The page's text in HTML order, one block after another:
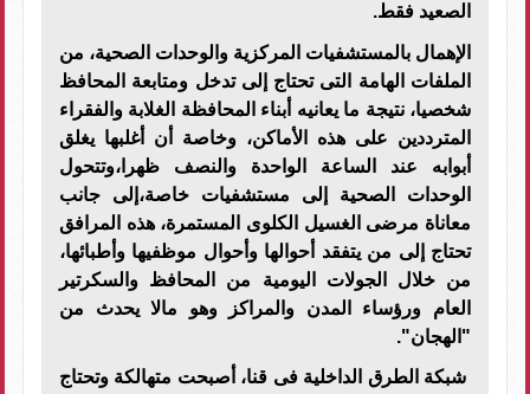
الصعيد فقط.
الإهمال بالمستشفيات المركزية والوحدات الصحية، من
الملفات الهامة التى تحتاج إلى تدخل ومتابعة المحافظ
شخصيا، نتيجة ما يعانيه أبناء المحافظة الغلابة والفقراء
المترددين على هذه الأماكن، وخاصة أن أغلبها يغلق
أبوابه عند الساعة الواحدة والنصف ظهرا،وتتحول
الوحدات الصحية إلى مستشفيات خاصة،إلى جانب
معاناة مرضى الغسيل الكلوى المستمرة، هذه المرافق
تحتاج إلى من يتفقد أحوالها وأحوال موظفيها وأطبائها،
من خلال الجولات اليومية من المحافظ والسكرتير
العام ورؤساء المدن والمراكز وهو مالا يحدث من
"الهجان".
شبكة الطرق الداخلية فى قنا، أصبحت متهالكة وتحتاج